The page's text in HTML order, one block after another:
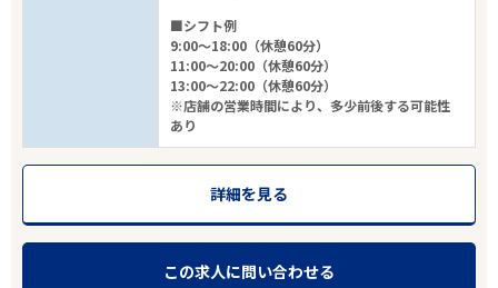
■シフト例
9:00～18:00（休憩60分）
11:00～20:00（休憩60分）
13:00～22:00（休憩60分）
※店舗の営業時間により、多少前後する可能性
あり
詳細を見る
この求人に問い合わせる